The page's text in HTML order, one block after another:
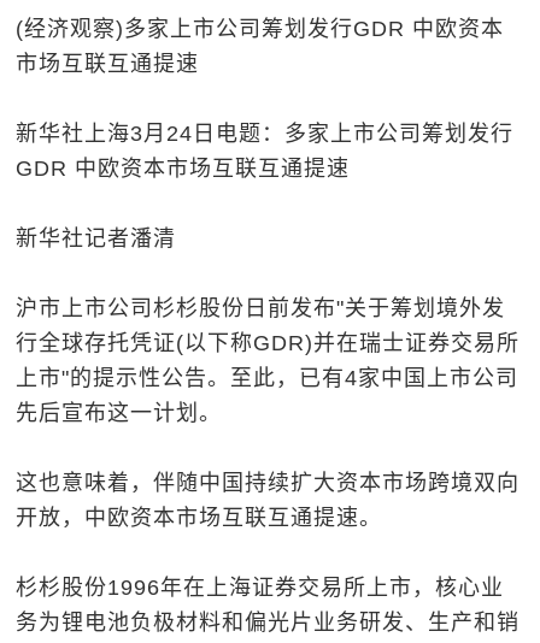
(经济观察)多家上市公司筹划发行GDR 中欧资本
市场互联互通提速
新华社上海3月24日电题：多家上市公司筹划发行
GDR 中欧资本市场互联互通提速
新华社记者潘清
沪市上市公司杉杉股份日前发布"关于筹划境外发
行全球存托凭证(以下称GDR)并在瑞士证券交易所
上市"的提示性公告。至此，已有4家中国上市公司
先后宣布这一计划。
这也意味着，伴随中国持续扩大资本市场跨境双向
开放，中欧资本市场互联互通提速。
杉杉股份1996年在上海证券交易所上市，核心业
务为锂电池负极材料和偏光片业务研发、生产和销